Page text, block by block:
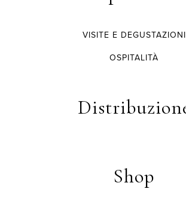
VISITE E DEGUSTAZIONI
OSPITALITÀ
Shop